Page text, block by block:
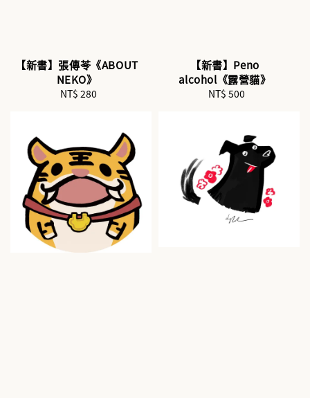
【新書】張傳苓《ABOUT
NEKO》
Regular
NT$ 280
【新書】Peno
alcohol《露營貓》
Regular
NT$ 500